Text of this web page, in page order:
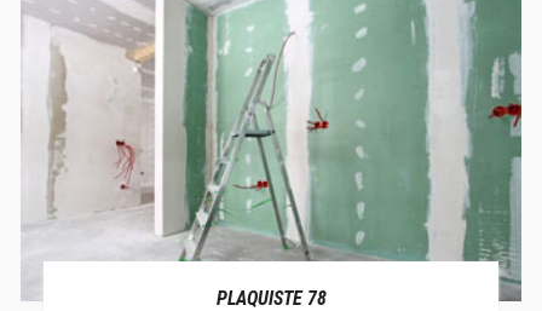
PLAQUISTE 78